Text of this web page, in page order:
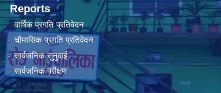
Reports
वार्षिक प्रगति प्रतिवेदन
चौमासिक प्रगति प्रतिवेदन
सार्वजनिक सुनुवाई
सार्वजनिक परीक्षण